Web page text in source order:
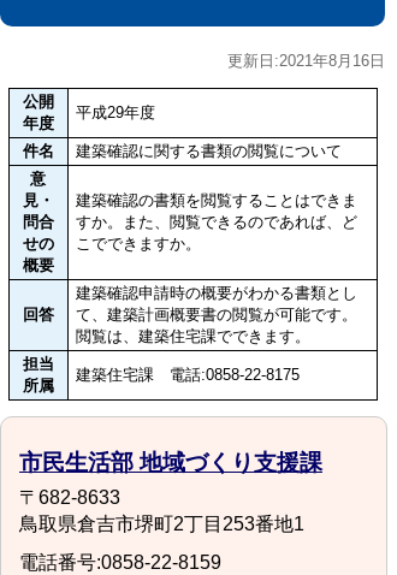
更新日:2021年8月16日
公開
年度
平成29年度
件名
建築確認に関する書類の閲覧について
意
見・
問合
せの
概要
建築確認の書類を閲覧することはできま
すか。また、閲覧できるのであれば、ど
こでできますか。
回答
建築確認申請時の概要がわかる書類とし
て、建築計画概要書の閲覧が可能です。
閲覧は、建築住宅課でできます。
担当
所属
建築住宅課 電話:0858-22-8175
市民生活部 地域づくり支援課
〒682-8633
鳥取県倉吉市堺町2丁目253番地1
電話番号:0858-22-8159